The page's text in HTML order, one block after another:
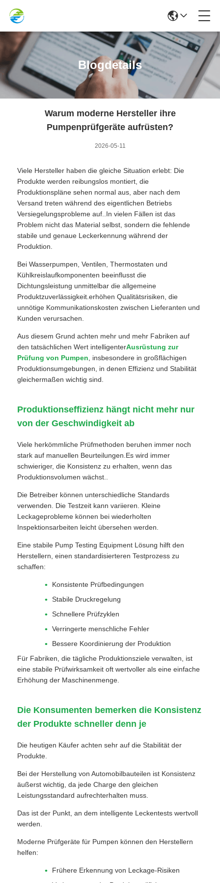
Blogdetails
Warum moderne Hersteller ihre
Pumpenprüfgeräte aufrüsten?
2026-05-11
Viele Hersteller haben die gleiche Situation erlebt: Die
Produkte werden reibungslos montiert, die
Produktionspläne sehen normal aus, aber nach dem
Versand treten während des eigentlichen Betriebs
Versiegelungsprobleme auf..In vielen Fällen ist das
Problem nicht das Material selbst, sondern die fehlende
stabile und genaue Leckerkennung während der
Produktion.
Bei Wasserpumpen, Ventilen, Thermostaten und
Kühlkreislaufkomponenten beeinflusst die
Dichtungsleistung unmittelbar die allgemeine
Produktzuverlässigkeit.erhöhen Qualitätsrisiken, die
unnötige Kommunikationskosten zwischen Lieferanten und
Kunden verursachen.
Aus diesem Grund achten mehr und mehr Fabriken auf
den tatsächlichen Wert intelligenterAusrüstung zur
Prüfung von Pumpen , insbesondere in großflächigen
Produktionsumgebungen, in denen Effizienz und Stabilität
gleichermaßen wichtig sind.
Produktionseffizienz hängt nicht mehr nur
von der Geschwindigkeit ab
Viele herkömmliche Prüfmethoden beruhen immer noch
stark auf manuellen Beurteilungen.Es wird immer
schwieriger, die Konsistenz zu erhalten, wenn das
Produktionsvolumen wächst..
Die Betreiber können unterschiedliche Standards
verwenden. Die Testzeit kann variieren. Kleine
Leckageprobleme können bei wiederholten
Inspektionsarbeiten leicht übersehen werden.
Eine stabile Pump Testing Equipment Lösung hilft den
Herstellern, einen standardisierteren Testprozess zu
schaffen:
Konsistente Prüfbedingungen
Stabile Druckregelung
Schnellere Prüfzyklen
Verringerte menschliche Fehler
Bessere Koordinierung der Produktion
Für Fabriken, die tägliche Produktionsziele verwalten, ist
eine stabile Prüfwirksamkeit oft wertvoller als eine einfache
Erhöhung der Maschinenmenge.
Die Konsumenten bemerken die Konsistenz
der Produkte schneller denn je
Die heutigen Käufer achten sehr auf die Stabilität der
Produkte.
Bei der Herstellung von Automobilbauteilen ist Konsistenz
äußerst wichtig, da jede Charge den gleichen
Leistungsstandard aufrechterhalten muss.
Das ist der Punkt, an dem intelligente Leckentests wertvoll
werden.
Moderne Prüfgeräte für Pumpen können den Herstellern
helfen:
Frühere Erkennung von Leckage-Risiken